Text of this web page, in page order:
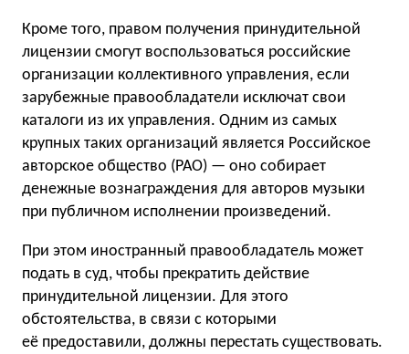
Кроме того, правом получения принудительной
лицензии смогут воспользоваться российские
организации коллективного управления, если
зарубежные правообладатели исключат свои
каталоги из их управления. Одним из самых
крупных таких организаций является Российское
авторское общество (РАО) — оно собирает
денежные вознаграждения для авторов музыки
при публичном исполнении произведений.
При этом иностранный правообладатель может
подать в суд, чтобы прекратить действие
принудительной лицензии. Для этого
обстоятельства, в связи с которыми
её предоставили, должны перестать существовать.